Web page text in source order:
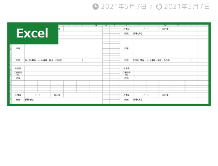
2021年5月7日 / 2021年5月7日